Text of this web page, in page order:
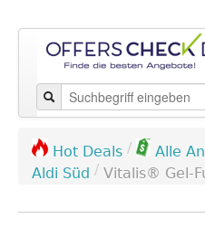
Hot Deals / Alle
Aldi Süd / Vitalis® Gel-